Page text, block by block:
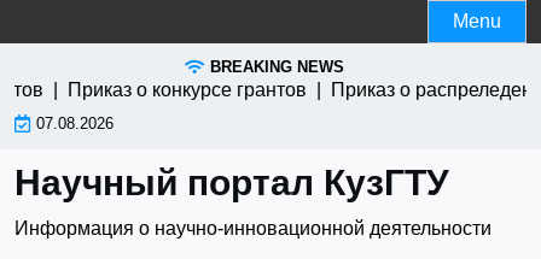
to
Menu
BREAKING NEWS
| Приказ о конкурсе грантов | Приказ о
07.08.2026
Научный портал КузГТУ
Информация о научно-инновационной деятельности